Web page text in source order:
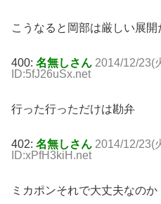
こうなると岡部は厳しい展開
400: 名無しさん 2014/12/23(
ID:5fJ26uSx.net
行った行っただけは勘弁
402: 名無しさん 2014/12/23(
ID:xPfH3kiH.net
ミカポンそれで大丈夫なのか